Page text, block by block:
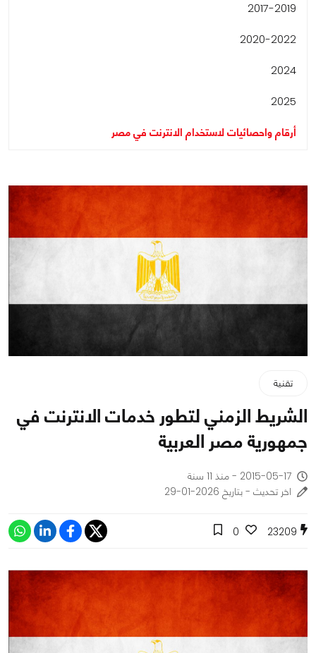
2017-2019
2020-2022
2024
2025
أرقام واحصائيات لاستخدام الانترنت في مصر
تقنية
الشريط الزمني لتطور خدمات الانترنت في
جمهورية مصر العربية
2015-05-17 - منذ 11 سنة
اخر تحديث - بتاريخ 2026-01-29
23209
0